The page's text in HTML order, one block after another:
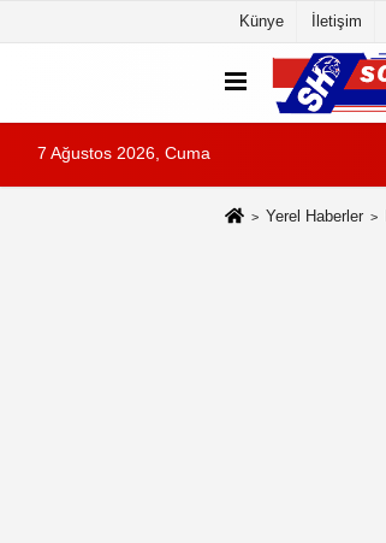
Künye İletişim
7 Ağustos 2026, Cuma
Yerel Haberler